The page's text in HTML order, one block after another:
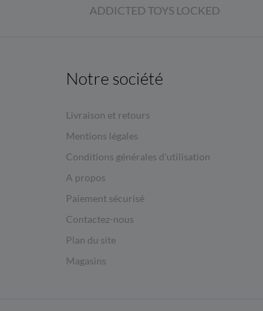
ADDICTED TOYS LOCKED
Notre société
Livraison et retours
Mentions légales
Conditions générales d'utilisation
A propos
Paiement sécurisé
Contactez-nous
Plan du site
Magasins